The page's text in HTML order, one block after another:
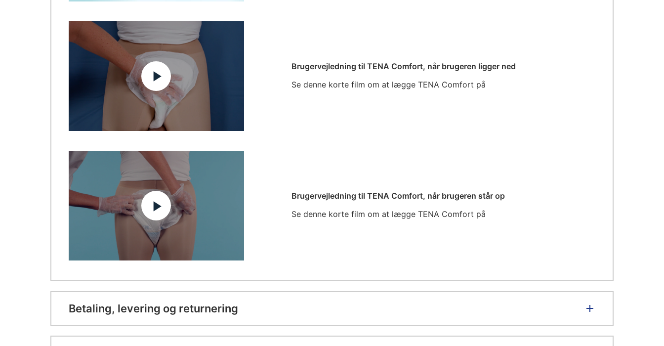
Brugervejledning til TENA Comfort, når brugeren ligger ned
Se denne korte film om at lægge TENA Comfort på
Brugervejledning til TENA Comfort, når brugeren står op
Se denne korte film om at lægge TENA Comfort på
Betaling, levering og returnering